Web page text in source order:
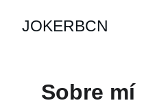
JOKERBCN
Sobre mí